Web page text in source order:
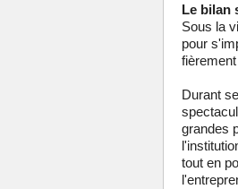
Le bilan
Sous la
pour
Durant
grandes
tout en